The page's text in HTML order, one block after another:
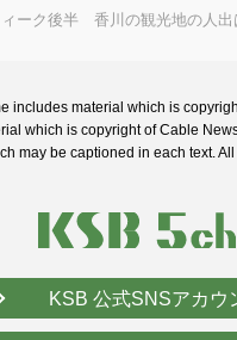
ーク後半 香川の観光地の人出
includes material which is
which is copyright of Cable
may be captioned in each text.
KSB 公式SNSアカウ